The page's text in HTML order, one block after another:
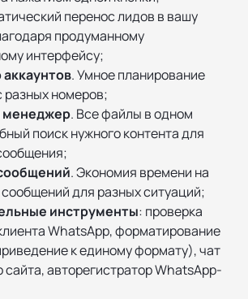
перенос лидов в вашу
продуманному
интерфейсу;
. Умное планирование
разных номеров;
. Все файлы в одном
поиск нужного контента для
. Экономия времени на
для разных ситуаций;
инструменты: проверка
WhatsApp, форматирование
к единому формату), чат
сайта, авторегистратор WhatsApp-